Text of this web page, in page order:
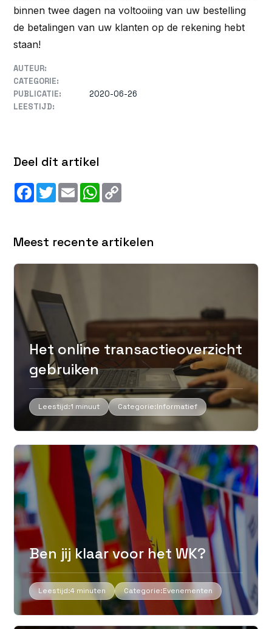
AUTEUR:
CATEGORIE:
PUBLICATIE:
2020-06-26
LEESTIJD:
Deel dit artikel
Facebook
Twitter
EmailWhatsApp
Meest recente artikelen
Het online transactieoverzicht
gebruiken
Leestijd:1 minuut Categorie:Informatief
Ben jij klaar voor het WK?
Leestijd:4 minuten Categorie:Evenementen
binnen twee dagen na voltooiing van uw bestelling
de betalingen van uw klanten op de rekening hebt
staan!